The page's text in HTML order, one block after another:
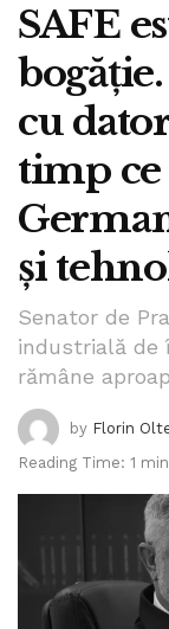
SAFE
cu
timp ce
și
Senator de
industrială de
rămâne
by Florin
Reading Time: 1